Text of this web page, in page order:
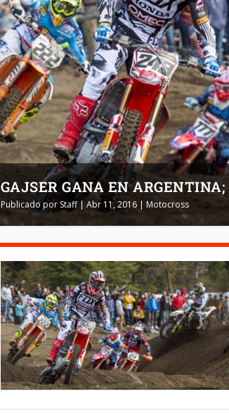
GAJSER GANA EN
Publicado por Staff| Abr 11, 2016| Motocross